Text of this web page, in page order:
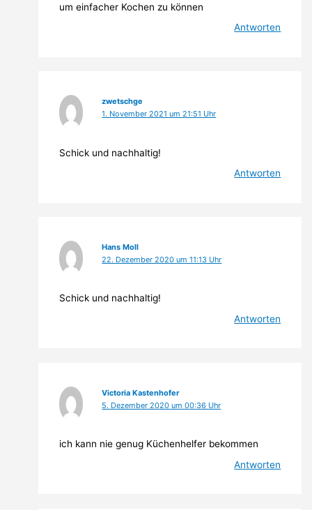
um einfacher Kochen zu können
Antworten
zwetschge
1. November 2021 um 21:51 Uhr
Schick und nachhaltig!
Antworten
Hans Moll
22. Dezember 2020 um 11:13 Uhr
Schick und nachhaltig!
Antworten
Victoria Kastenhofer
5. Dezember 2020 um 00:36 Uhr
ich kann nie genug Küchenhelfer bekommen
Antworten